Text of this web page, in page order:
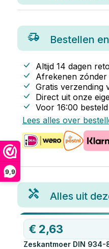
9,9
Bestellen
Altijd 14 dagen
Afrekenen
Gratis verzending
Direct uit onze
Voor 16:00
Lees alles over
Alles uit
€ 2,63
Zeskantmoer DIN